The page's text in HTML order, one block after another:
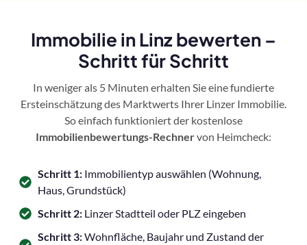
Immobilie in Linz bewerten –
Schritt für Schritt
In weniger als 5 Minuten erhalten Sie eine fundierte
Ersteinschätzung des Marktwerts Ihrer Linzer Immobilie.
So einfach funktioniert der kostenlose
Immobilienbewertungs-Rechnervon Heimcheck:
Schritt 1: Immobilientyp auswählen (Wohnung,
Haus, Grundstück)
Schritt 2: Linzer Stadtteil oder PLZ eingeben
Schritt 3:Wohnfläche, Baujahr und Zustand der